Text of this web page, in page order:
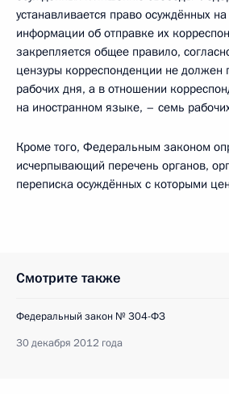
устанавливается право осуждённых
информации об отправке их
закрепляется общее правило,
цензуры корреспонденции не должен
рабочих дня, а в отношении
на иностранном языке, – семь
Кроме того, Федеральным законом
исчерпывающий перечень органов,
переписка осуждённых с которыми
Смотрите также
Федеральный закон № 304-ФЗ
30 декабря 2012 года